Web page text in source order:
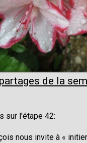
de la
sur l'étape 42:
nous invite à «